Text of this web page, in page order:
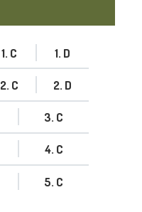
1. C 1. D
2. C 2. D
3. C
4. C
5. C